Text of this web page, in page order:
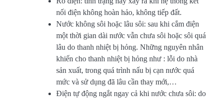
nối điện không hoàn hảo, không tiếp đất.
Nước không sôi hoặc lâu sôi: sau khi cắm điện
một thời gian dài nước vẫn chưa sôi hoặc sôi quá
lâu do thanh nhiệt bị hỏng. Những nguyên nhân
khiến cho thanh nhiệt bị hỏng như : lỗi do nhà
sản xuất, trong quá trình nấu bị cạn nước quá
mức và sử dụng đã lâu cần thay mới,…
Điện tự động ngắt ngay cả khi nước chưa sôi: do